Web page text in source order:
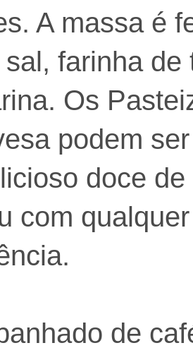
A massa é
farinha de
Os
podem
doce
com
de